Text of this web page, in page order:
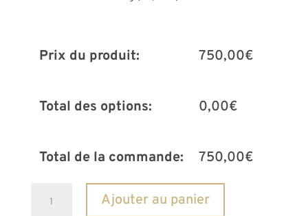
Prix du produit: 750,00€
Total des options: 0,00€
Total de la commande: 750,00€
Ajouter au panier